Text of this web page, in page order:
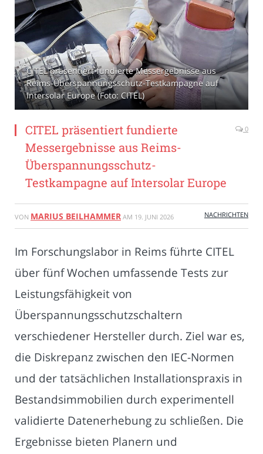
CITEL präsentiert fundierte Messergebnisse aus
Reims-Überspannungsschutz-Testkampagne auf
Intersolar Europe (Foto: CITEL)
CITEL präsentiert fundierte
Messergebnisse aus Reims-
Überspannungsschutz-
Testkampagne auf Intersolar Europe
0
VON MARIUS BEILHAMMER AM 19. JUNI 2026 NACHRICHTEN
Im Forschungslabor in Reims führte CITEL
über fünf Wochen umfassende Tests zur
Leistungsfähigkeit von
Überspannungsschutzschaltern
verschiedener Hersteller durch. Ziel war es,
die Diskrepanz zwischen den IEC-Normen
und der tatsächlichen Installationspraxis in
Bestandsimmobilien durch experimentell
validierte Datenerhebung zu schließen. Die
Ergebnisse bieten Planern und